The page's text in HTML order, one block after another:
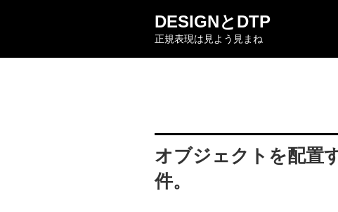
ン
DESIGNとDTP
正規表現は見よう見まね
オブジェクトを配置
件。